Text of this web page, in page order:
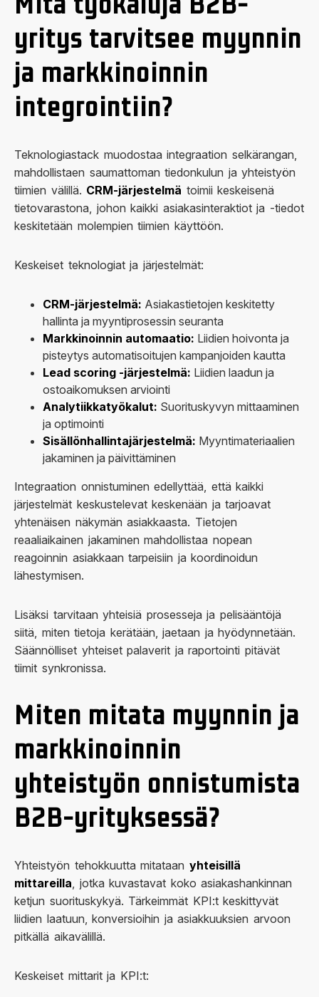
yritys tarvitsee myynnin
ja markkinoinnin
integrointiin?
Teknologiastack muodostaa integraation selkärangan,
mahdollistaen saumattoman tiedonkulun ja yhteistyön
tiimien välillä. CRM-järjestelmä toimii keskeisenä
tietovarastona, johon kaikki asiakasinteraktiot ja -tiedot
keskitetään molempien tiimien käyttöön.
Keskeiset teknologiat ja järjestelmät:
CRM-järjestelmä: Asiakastietojen keskitetty
hallinta ja myyntiprosessin seuranta
Markkinoinnin automaatio: Liidien hoivonta ja
pisteytys automatisoitujen kampanjoiden kautta
Lead scoring -järjestelmä: Liidien laadun ja
ostoaikomuksen arviointi
Analytiikkatyökalut: Suorituskyvyn mittaaminen
ja optimointi
Sisällönhallintajärjestelmä: Myyntimateriaalien
jakaminen ja päivittäminen
Integraation onnistuminen edellyttää, että kaikki
järjestelmät keskustelevat keskenään ja tarjoavat
yhtenäisen näkymän asiakkaasta. Tietojen
reaaliaikainen jakaminen mahdollistaa nopean
reagoinnin asiakkaan tarpeisiin ja koordinoidun
lähestymisen.
Lisäksi tarvitaan yhteisiä prosesseja ja pelisääntöjä
siitä, miten tietoja kerätään, jaetaan ja hyödynnetään.
Säännölliset yhteiset palaverit ja raportointi pitävät
tiimit synkronissa.
Miten mitata myynnin ja
markkinoinnin
yhteistyön onnistumista
B2B-yrityksessä?
Yhteistyön tehokkuutta mitataan yhteisillä
mittareilla, jotka kuvastavat koko asiakashankinnan
ketjun suorituskykyä. Tärkeimmät KPI:t keskittyvät
liidien laatuun, konversioihin ja asiakkuuksien arvoon
pitkällä aikavälillä.
Keskeiset mittarit ja KPI:t: